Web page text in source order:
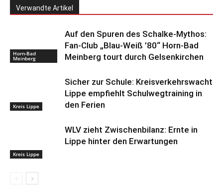
Verwandte Artikel
Horn-Bad
Meinberg
Auf den Spuren des Schalke-Mythos:
Fan-Club „Blau-Weiß ’80“ Horn-Bad
Meinberg tourt durch Gelsenkirchen
Kreis Lippe
Sicher zur Schule: Kreisverkehrswacht
Lippe empfiehlt Schulwegtraining in
den Ferien
Kreis Lippe
WLV zieht Zwischenbilanz: Ernte in
Lippe hinter den Erwartungen